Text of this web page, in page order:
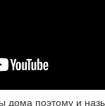
дома поэтому и